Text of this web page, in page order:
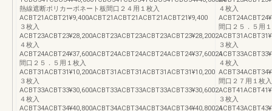
熱線遮断ポリカーボネート板間口２４用１枚入
ACBT21ACBT21¥9,400ACBT21ACBT21ACBT21ACBT21¥9,400
３枚入
ACBT23ACBT23¥28,200ACBT23ACBT23ACBT23ACBT23¥28,2002
４枚入
ACBT24ACBT24¥37,600ACBT24ACBT24ACBT24ACBT24¥37,60024
間口２５．５用１枚入
ACBT31ACBT31¥10,200ACBT31ACBT31ACBT31ACBT31¥10,200
３枚入
ACBT33ACBT33¥30,600ACBT33ACBT33ACBT33ACBT33¥30,6002
４枚入
ACBT34ACBT34¥40,800ACBT34ACBT34ACBT34ACBT34¥40,80024
４枚入
間口２５．５用
３枚入
４枚入
間口２７用１枚入
３枚入